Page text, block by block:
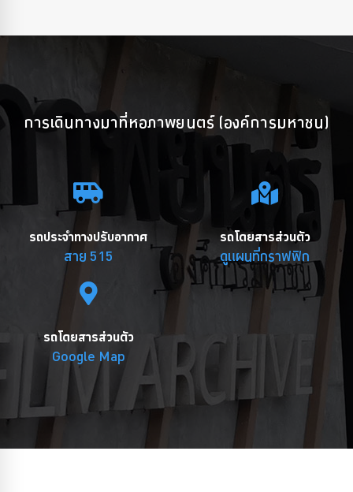
การเดินทางมาที่หอภาพยนตร์ (องค์การมหาชน)
รถประจำทางปรับอากาศ
สาย 515
รถโดยสารส่วนตัว
ดูแผนที่กราฟฟิก
รถโดยสารส่วนตัว
Google Map